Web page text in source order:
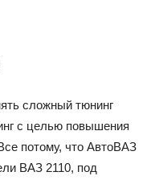
сложный тюнинг
с целью повышения
потому, что АвтоВАЗ
ВАЗ 2110, под